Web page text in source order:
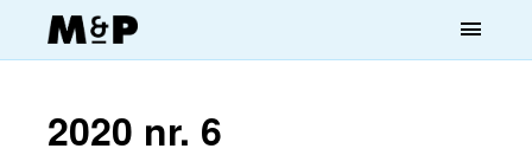
menu
2020 nr. 6